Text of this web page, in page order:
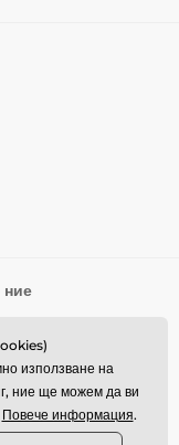
ние
данни
с Galamodino
използване на
ние ще можем да ви
Повече информация.